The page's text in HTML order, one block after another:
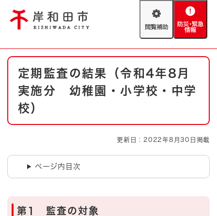
閲
助
防
緊
情
報
やさしい日本語
文字サイズ
防災・緊急情報 救急・消防
ハザードマップ AED設置箇所
本
定期監査の結果（令和4年8月
実施分 幼稚園・小学校・中学
校）
更新日：2022年8月30日掲載
ページ内目次
第1 監査の対象